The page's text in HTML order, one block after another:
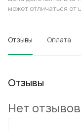
может отличаться от
Отзывы Оплата
Отзывы
Нет отзывов